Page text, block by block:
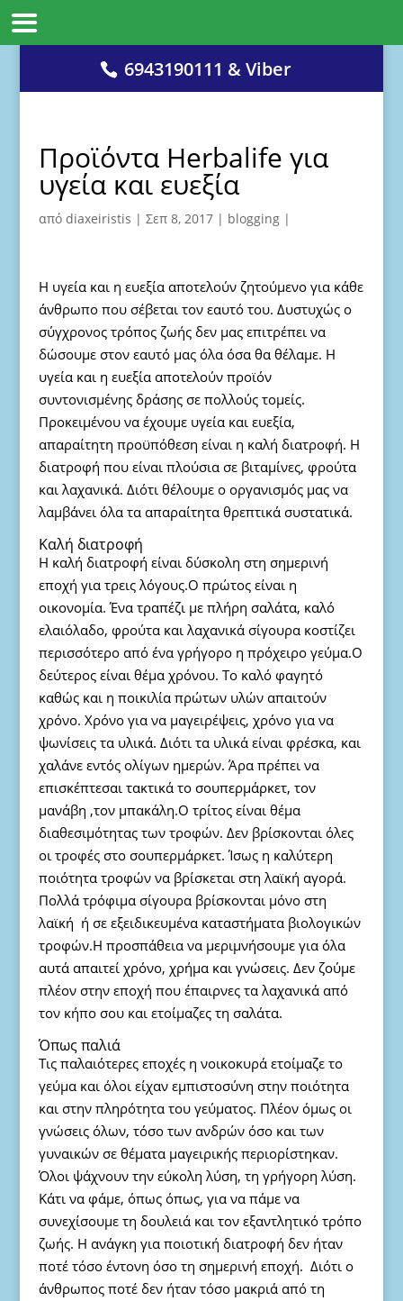
6943190111 & Viber
Προϊόντα Herbalife για
υγεία και ευεξία
από diaxeiristis | Σεπ 8, 2017| blogging|
Η υγεία και η ευεξία αποτελούν ζητούμενο για κάθε
άνθρωπο που σέβεται τον εαυτό του. Δυστυχώς ο
σύγχρονος τρόπος ζωής δεν μας επιτρέπει να
δώσουμε στον εαυτό μας όλα όσα θα θέλαμε. Η
υγεία και η ευεξία αποτελούν προϊόν
συντονισμένης δράσης σε πολλούς τομείς.
Προκειμένου να έχουμε υγεία και ευεξία,
απαραίτητη προϋπόθεση είναι η καλή διατροφή. Η
διατροφή που είναι πλούσια σε βιταμίνες, φρούτα
και λαχανικά. Διότι θέλουμε ο οργανισμός μας να
λαμβάνει όλα τα απαραίτητα θρεπτικά συστατικά.
Καλή διατροφή
Η καλή διατροφή είναι δύσκολη στη σημερινή
εποχή για τρεις λόγους.Ο πρώτος είναι η
οικονομία. Ένα τραπέζι με πλήρη σαλάτα, καλό
ελαιόλαδο, φρούτα και λαχανικά σίγουρα κοστίζει
περισσότερο από ένα γρήγορο η πρόχειρο γεύμα.Ο
δεύτερος είναι θέμα χρόνου. Το καλό φαγητό
καθώς και η ποικιλία πρώτων υλών απαιτούν
χρόνο. Χρόνο για να μαγειρέψεις, χρόνο για να
ψωνίσεις τα υλικά. Διότι τα υλικά είναι φρέσκα, και
χαλάνε εντός ολίγων ημερών. Άρα πρέπει να
επισκέπτεσαι τακτικά το σουπερμάρκετ, τον
μανάβη ,τον μπακάλη.Ο τρίτος είναι θέμα
διαθεσιμότητας των τροφών. Δεν βρίσκονται όλες
οι τροφές στο σουπερμάρκετ. Ίσως η καλύτερη
ποιότητα τροφών να βρίσκεται στη λαϊκή αγορά.
Πολλά τρόφιμα σίγουρα βρίσκονται μόνο στη
λαϊκή ή σε εξειδικευμένα καταστήματα βιολογικών
τροφών.Η προσπάθεια να μεριμνήσουμε για όλα
αυτά απαιτεί χρόνο, χρήμα και γνώσεις. Δεν ζούμε
πλέον στην εποχή που έπαιρνες τα λαχανικά από
τον κήπο σου και ετοίμαζες τη σαλάτα.
Όπως παλιά
Τις παλαιότερες εποχές η νοικοκυρά ετοίμαζε το
γεύμα και όλοι είχαν εμπιστοσύνη στην ποιότητα
και στην πληρότητα του γεύματος. Πλέον όμως οι
γνώσεις όλων, τόσο των ανδρών όσο και των
γυναικών σε θέματα μαγειρικής περιορίστηκαν.
Όλοι ψάχνουν την εύκολη λύση, τη γρήγορη λύση.
Κάτι να φάμε, όπως όπως, για να πάμε να
συνεχίσουμε τη δουλειά και τον εξαντλητικό τρόπο
ζωής. Η ανάγκη για ποιοτική διατροφή δεν ήταν
ποτέ τόσο έντονη όσο τη σημερινή εποχή. Διότι ο
άνθρωπος ποτέ δεν ήταν τόσο μακριά από τη